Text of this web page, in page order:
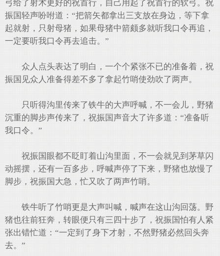
弓给了射术更好的祝首行，自己用起了祝首行的软弓。祝
振国轻声吩咐道：“把箭矢都拿出三支放在身边，等下拿
起就射，只射母猪，如果母猪中箭颇多就听我口令再追，
一定要听我口令再去追击。”
众人点头表达了明白，一个个紧张不已的准备着，祝
振国见众人准备得差不多了拿起竹哨使劲吹了两声。
只听得沟里传来了铁牛的大声呼喊，不一会儿，野猪
沉重的脚步声传来了，祝振国声音大了许多道：“准备听
我口令。”
祝振国眼都不眨盯着山沟里面，不一会就见到茅草闪
动摇摆，还有一百多步，呼喊声停了下来，野猪也放慢了
脚步，祝振国大急，忙又吹了两声竹哨。
铁牛听了竹哨更是大声叫喊，喊声在这山沟回荡。野
猪也往前狂奔，转眼便只有三四十步了，祝振国怕有人紧
张出错忙道：“一定到了身下才射，不然野猪必然回头奔
去。”